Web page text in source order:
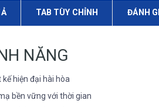
TAB TÙY CHỈNH ĐÁNH
NĂNG
kế hiện đại hài hòa
bền vững với thời gian